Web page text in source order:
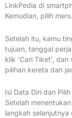
LinkPedia di
Kemudian, pilih
Setelah itu, kamu
tujuan, tanggal
klik ‘Cari Tiket’,
pilihan kereta dan
Isi Data Diri dan
Setelah
langkah